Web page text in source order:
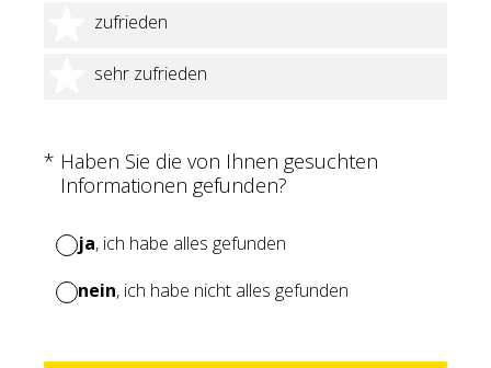
zufrieden
4 Sterne
sehr zufrieden
5 Sterne
* Haben Sie die von Ihnen gesuchten
Informationen gefunden?
(Erforderlich.)
ja, ich habe alles gefunden
nein, ich habe nicht alles gefunden